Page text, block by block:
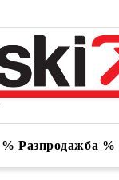
% Разпродажба %